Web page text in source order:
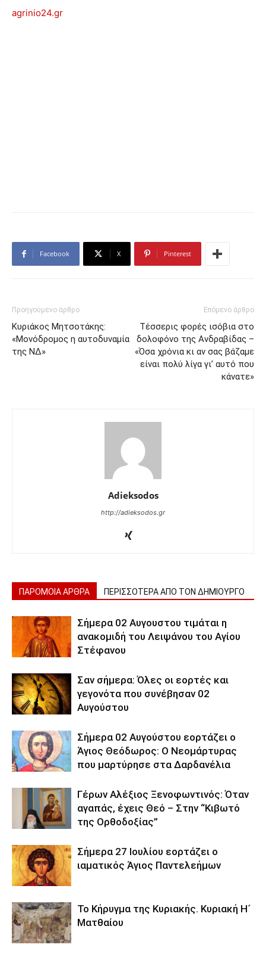
agrinio24.gr
Facebook X Pinterest
Προηγούμενο άρθρο
Κυριάκος Μητσοτάκης:
«Μονόδρομος η αυτοδυναμία
της ΝΔ»
Επόμενο άρθρο
Τέσσερις φορές ισόβια στο
δολοφόνο της Ανδραβίδας –
«Όσα χρόνια κι αν σας βάζαμε
είναι πολύ λίγα γι’ αυτό που
κάνατε»
Adieksodos
http://adieksodos.gr
ΠΑΡΟΜΟΙΑ ΑΡΘΡΑ ΠΕΡΙΣΣΟΤΕΡΑ ΑΠΟ ΤΟΝ ΔΗΜΙΟΥΡΓΟ
Σήμερα 02 Αυγουστου τιμάται η
ανακομιδή του Λειψάνου του Αγίου
Στέφανου
Σαν σήμερα: Όλες οι εορτές και
γεγονότα που συνέβησαν 02
Αυγούστου
Σήμερα 02 Αυγούστου εορτάζει ο
Άγιος Θεόδωρος: Ο Νεομάρτυρας
που μαρτύρησε στα Δαρδανέλια
Γέρων Αλέξιος Ξενοφωντινός: Όταν
αγαπάς, έχεις Θεό – Στην “Κιβωτό
της Ορθοδοξίας”
Σήμερα 27 Ιουλίου εορτάζει ο
ιαματικός Άγιος Παντελεήμων
Το Κήρυγμα της Κυριακής. Κυριακή Η´
Ματθαίου